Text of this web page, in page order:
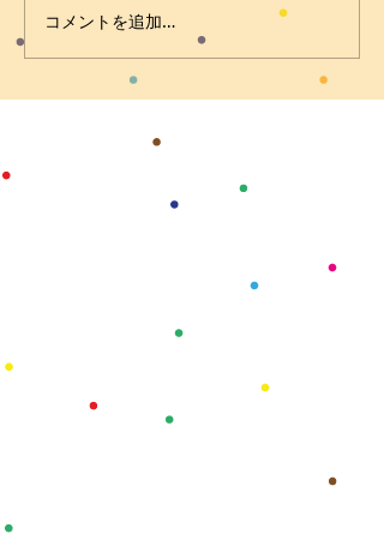
コメントを追加…